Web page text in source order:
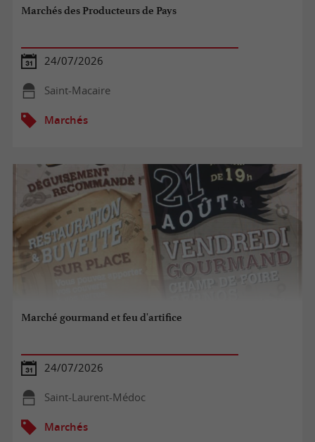
Marchés des Producteurs de Pays
24/07/2026
Saint-Macaire
Marchés
Marché gourmand et feu d'artifice
24/07/2026
Saint-Laurent-Médoc
Marchés